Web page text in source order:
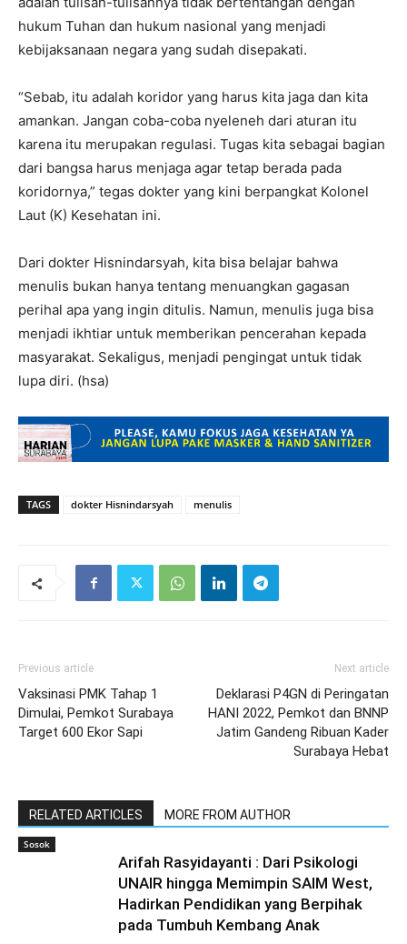
hukum Tuhan dan hukum nasional yang menjadi
kebijaksanaan negara yang sudah disepakati.
“Sebab, itu adalah koridor yang harus kita jaga dan kita
amankan. Jangan coba-coba nyeleneh dari aturan itu
karena itu merupakan regulasi. Tugas kita sebagai bagian
dari bangsa harus menjaga agar tetap berada pada
koridornya,” tegas dokter yang kini berpangkat Kolonel
Laut (K) Kesehatan ini.
Dari dokter Hisnindarsyah, kita bisa belajar bahwa
menulis bukan hanya tentang menuangkan gagasan
perihal apa yang ingin ditulis. Namun, menulis juga bisa
menjadi ikhtiar untuk memberikan pencerahan kepada
masyarakat. Sekaligus, menjadi pengingat untuk tidak
lupa diri. (hsa)
TAGS dokter Hisnindarsyah menulis
Previous article
Vaksinasi PMK Tahap 1
Dimulai, Pemkot Surabaya
Target 600 Ekor Sapi
Next article
Deklarasi P4GN di Peringatan
HANI 2022, Pemkot dan BNNP
Jatim Gandeng Ribuan Kader
Surabaya Hebat
RELATED ARTICLES MORE FROM AUTHOR
Sosok
Arifah Rasyidayanti : Dari Psikologi
UNAIR hingga Memimpin SAIM West,
Hadirkan Pendidikan yang Berpihak
pada Tumbuh Kembang Anak